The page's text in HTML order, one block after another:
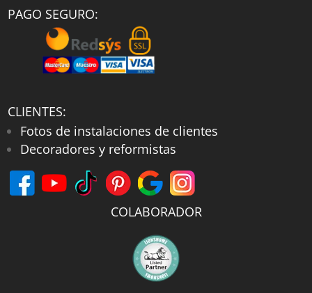
PAGO SEGURO:
CLIENTES:
Fotos de instalaciones de clientes
Decoradores y reformistas
COLABORADOR